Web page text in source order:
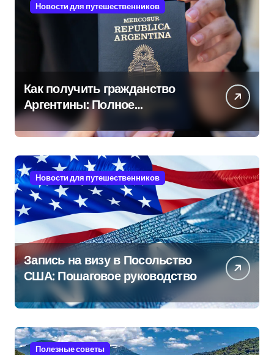
Новости для путешественников
Как получить гражданство
Аргентины: Полное
руководство
Новости для путешественников
Запись на визу в Посольство
США: Пошаговое руководство
Полезные советы